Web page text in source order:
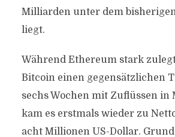
Milliarden unter dem
liegt.
Während Ethereum stark
Bitcoin einen gegensätzlichen
sechs Wochen mit Zuflüssen in
kam es erstmals wieder zu
acht Millionen US-Dollar.